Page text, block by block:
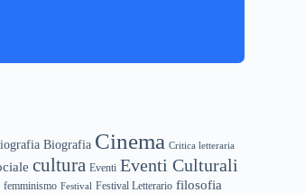
Biografia Cinema Critica letteraria
cultura Eventi Eventi Culturali
femminismo Festival Festival Letterario filosofia